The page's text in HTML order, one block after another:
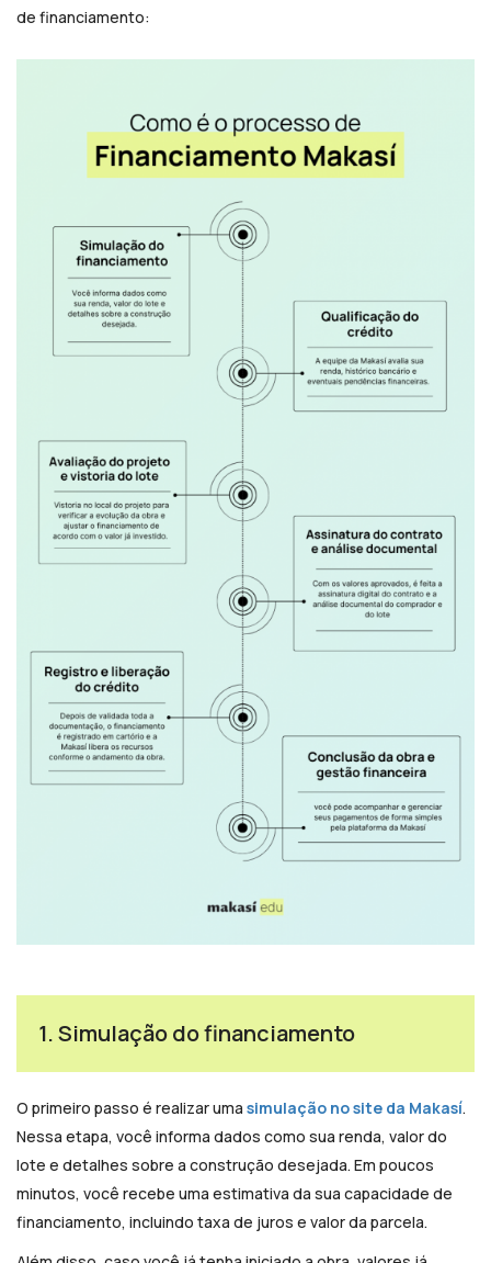
de financiamento:
1. Simulação do financiamento
O primeiro passo é realizar uma simulação no site da Makasí.
Nessa etapa, você informa dados como sua renda, valor do
lote e detalhes sobre a construção desejada. Em poucos
minutos, você recebe uma estimativa da sua capacidade de
financiamento, incluindo taxa de juros e valor da parcela.